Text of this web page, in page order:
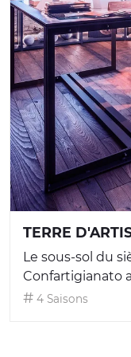
TERRE
Le sous-sol du
Confartigianato
4 Saisons